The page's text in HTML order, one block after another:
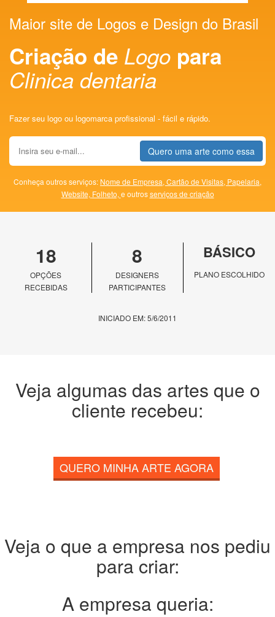
Maior site de Logos e Design do Brasil
Criação de Logo para
Clinica dentaria
Fazer seu logo ou logomarca profissional - fácil e rápido.
Quero uma arte como essa
Conheça outros serviços: Nome de Empresa, Cartão de Visitas, Papelaria,
Website, Folheto, e outrosserviços de criação
18
OPÇÕES
RECEBIDAS
8
DESIGNERS
PARTICIPANTES
BÁSICO
PLANO ESCOLHIDO
INICIADO EM: 5/6/2011
Veja algumas das artes que o
cliente recebeu:
QUERO MINHA ARTE AGORA
Veja o que a empresa nos pediu
para criar:
A empresa queria: